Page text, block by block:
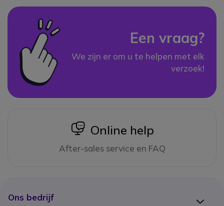
Een vraag?
We zijn er om u te helpen met elk
verzoek!
icon
Online help
After-sales service en FAQ
Ons bedrijf